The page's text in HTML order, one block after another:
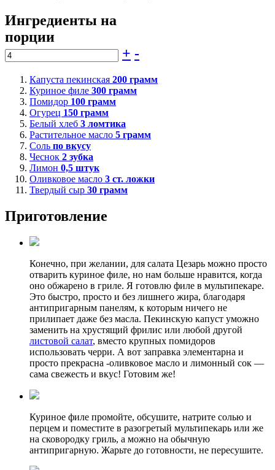
Ингредиенты на
порции
+ -
Капуста пекинская 200 грамм
Куриное филе 300 грамм
Помидор 100 грамм
Огурец 150 грамм
Белый хлеб 3 ломтика
Растительное масло 5 грамм
Соль по вкусу
Чеснок 2 зубка
Лимон 0,5 штук
Оливковое масло 3 ст. ложки
Твердый сыр 30 грамм
Приготовление
Конечно, при желании, для салата Цезарь можно просто
отварить куриное филе, но нам больше нравится, когда
оно обжарено в гриле. Я готовлю филе в мультипекаре.
Это быстро, просто и без лишнего жира, благодаря
антипригарным панелям, к которым ничего не
прилипает даже без масла. Пекинскую капуст уможно
заменить на хрустящий фрилис или любой другой
листовой салат, вместо крупных помидоров
использовать черри. А вот заправка элементарна и
просто прекрасна -оливковое масло и лимонный сок —
сама свежесть и вкус! Готовим же!
Куриное филе промойте, обсушите, натрите солью и
перцем и поместите в разогретый мультипекарь или же
на сковородку гриль, а можно на обычную
антипригарную. Жарьте до готовности, не пересушите.